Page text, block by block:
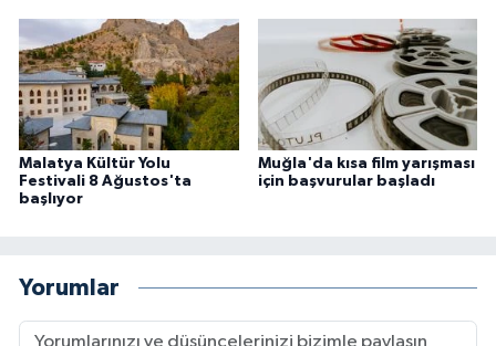
Malatya Kültür Yolu
Festivali 8 Ağustos'ta
başlıyor
Muğla'da kısa film yarışması
için başvurular başladı
Yorumlar